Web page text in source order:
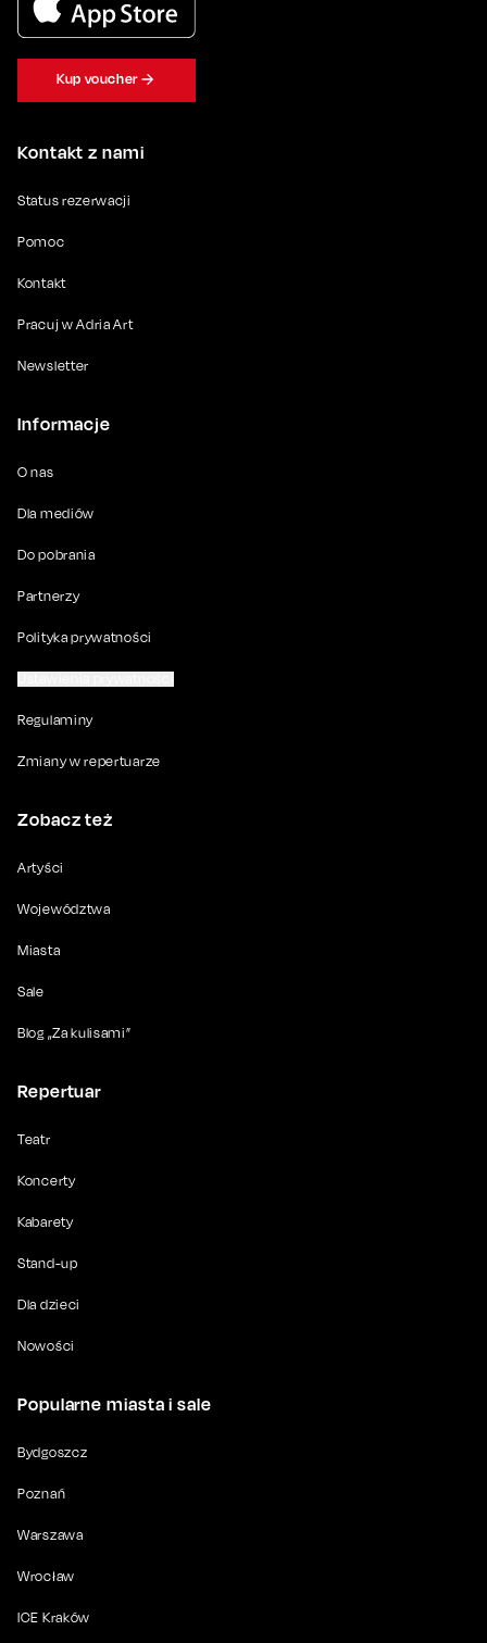
Kontakt z nami
Status rezerwacji
Pomoc
Kontakt
Pracuj w Adria Art
Newsletter
Informacje
O nas
Dla mediów
Do pobrania
Partnerzy
Polityka prywatności
Regulaminy
Zmiany w repertuarze
Zobacz też
Artyści
Województwa
Miasta
Sale
Blog „Za kulisami”
Repertuar
Teatr
Koncerty
Kabarety
Stand-up
Dla dzieci
Nowości
Popularne miasta i sale
Bydgoszcz
Poznań
Warszawa
Wrocław
ICE Kraków
Kup voucher